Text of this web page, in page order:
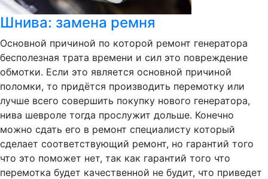
Шнива: замена ремня
Основной причиной по которой ремонт генератора
бесполезная трата времени и сил это повреждение
обмотки. Если это является основной причиной
поломки, то придётся производить перемотку или
лучше всего совершить покупку нового генератора,
нива шевроле тогда прослужит дольше. Конечно
можно сдать его в ремонт специалисту который
сделает соответствующий ремонт, но гарантий того
что это поможет нет, так как гарантий того что
перемотка будет качественной не будит, что приведет